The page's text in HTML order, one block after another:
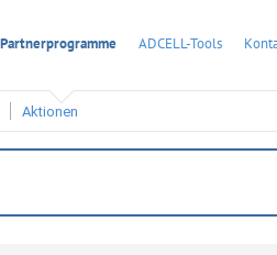
Partnerprogramme ADCELL-Tools
Aktionen